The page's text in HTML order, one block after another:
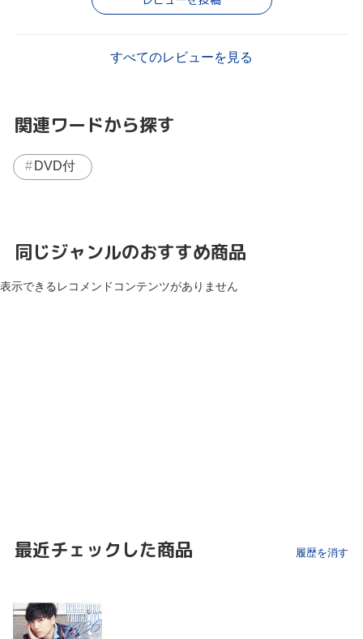
すべてのレビューを見る
関連ワードから探す
DVD付
同じジャンルのおすすめ商品
表示できるレコメンドコンテンツがありません
最近チェックした商品 履歴を消す